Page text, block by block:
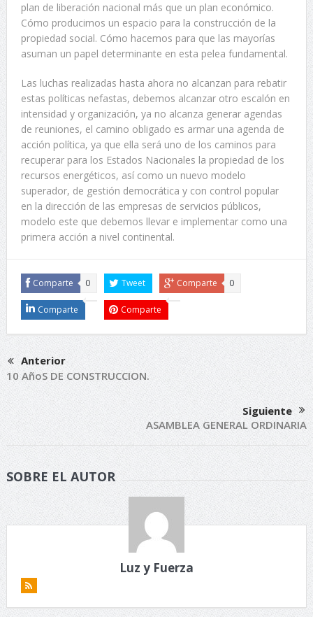
plan de liberación nacional más que un plan económico.
Cómo producimos un espacio para la construcción de la
propiedad social. Cómo hacemos para que las mayorías
asuman un papel determinante en esta pelea fundamental.
Las luchas realizadas hasta ahora no alcanzan para rebatir
estas políticas nefastas, debemos alcanzar otro escalón en
intensidad y organización, ya no alcanza generar agendas
de reuniones, el camino obligado es armar una agenda de
acción política, ya que ella será uno de los caminos para
recuperar para los Estados Nacionales la propiedad de los
recursos energéticos, así como un nuevo modelo
superador, de gestión democrática y con control popular
en la dirección de las empresas de servicios públicos,
modelo este que debemos llevar e implementar como una
primera acción a nivel continental.
Comparte 0 Tweet Comparte 0
Comparte Comparte
Anterior
10 AñoS DE CONSTRUCCION.
Siguiente
ASAMBLEA GENERAL ORDINARIA
SOBRE EL AUTOR
Luz y Fuerza